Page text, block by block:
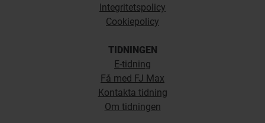
Integritetspolicy
Cookiepolicy
TIDNINGEN
E-tidning
Få med FJ Max
Kontakta tidning
Om tidningen